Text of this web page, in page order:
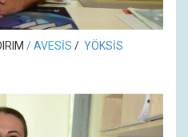
/AVESİS / YÖKSİS